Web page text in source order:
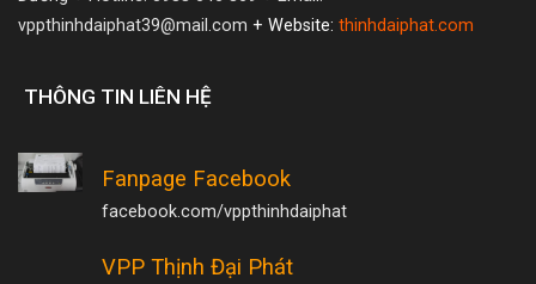
vppthinhdaiphat39@mail.com + Website: thinhdaiphat.com
THÔNG TIN LIÊN HỆ
Fanpage Facebook
facebook.com/vppthinhdaiphat
VPP Thịnh Đại Phát